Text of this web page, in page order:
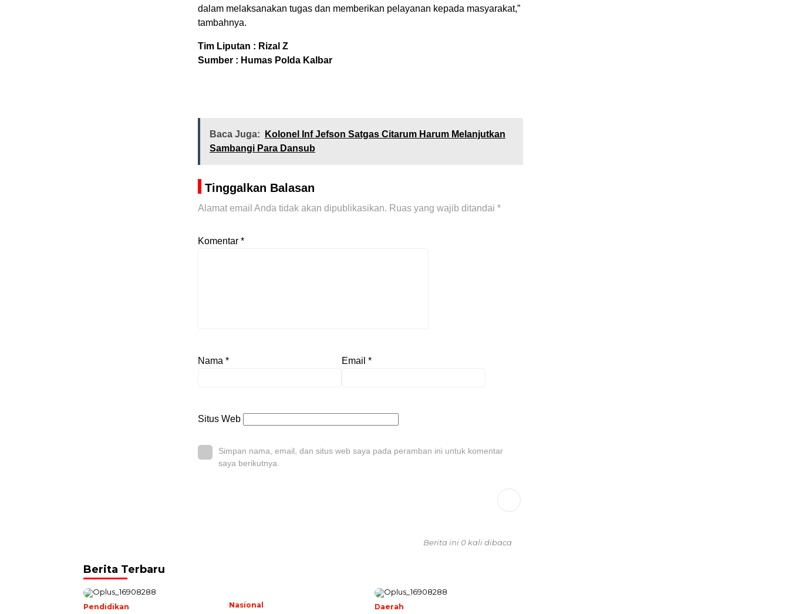
dalam melaksanakan tugas dan memberikan pelayanan kepada masyarakat,”
tambahnya.
Tim Liputan : Rizal Z
Sumber : Humas Polda Kalbar
Baca Juga:
Kolonel Inf Jefson Satgas Citarum Harum Melanjutkan
Sambangi Para Dansub
Tinggalkan Balasan
Alamat email Anda tidak akan dipublikasikan. Ruas yang wajib ditandai *
Komentar *
Nama * Email *
Situs Web
Simpan nama, email, dan situs web saya pada peramban ini untuk komentar
saya berikutnya.
Berita ini 0 kali dibaca
Berita Terbaru
Pendidikan Nasional Daerah